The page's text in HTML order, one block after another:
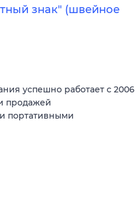
знак" (швейное
успешно работает с 2006
продажей
портативными